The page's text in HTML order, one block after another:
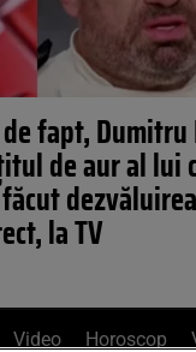
de fapt,
de aur al lui
la TV
Video Horoscop